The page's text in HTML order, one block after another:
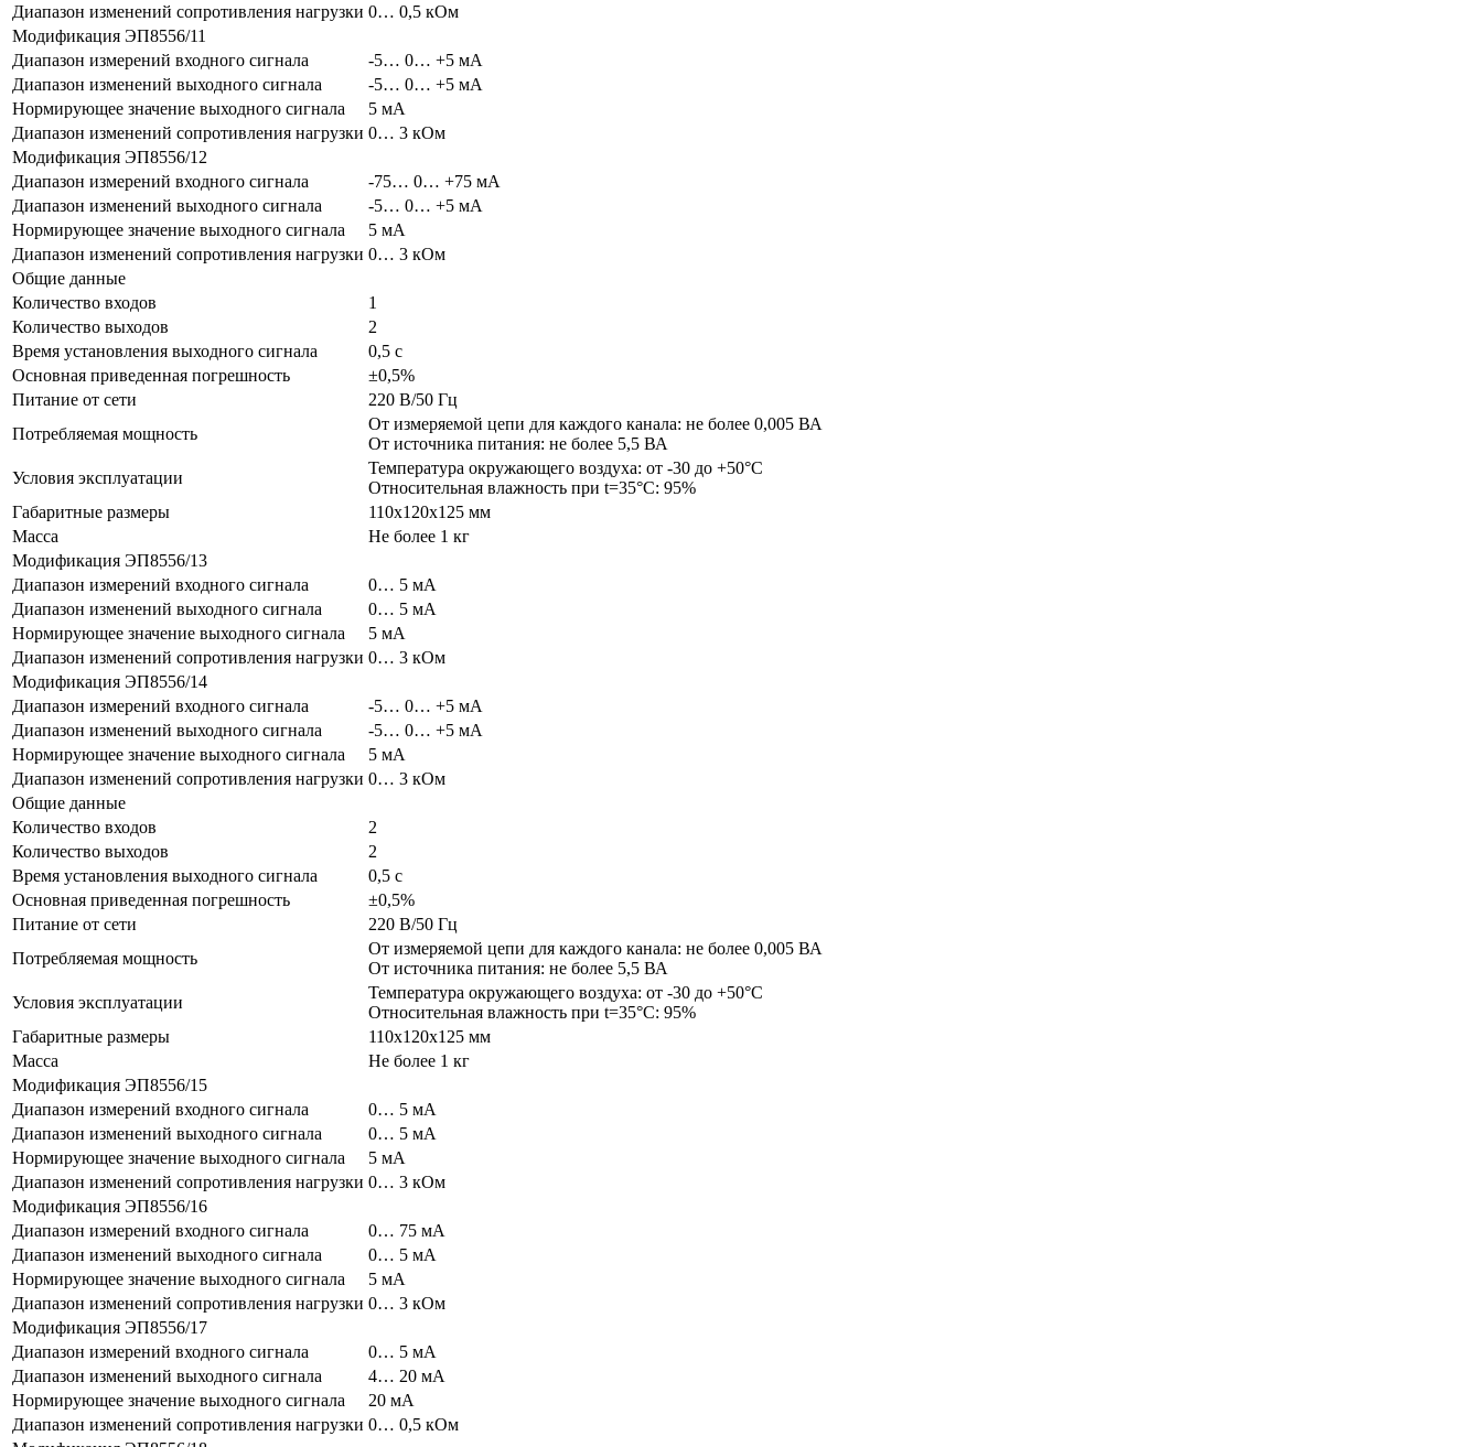
Диапазон изменений сопротивления нагрузки 0… 0,5 кОм
Модификация ЭП8556/11
Диапазон измерений входного сигнала
-5… 0… +5 мА
Диапазон изменений выходного сигнала
-5… 0… +5 мА
Нормирующее значение выходного сигнала
5 мА
Диапазон изменений сопротивления нагрузки 0… 3 кОм
Модификация ЭП8556/12
Диапазон измерений входного сигнала
-75… 0… +75 мА
Диапазон изменений выходного сигнала
-5… 0… +5 мА
Нормирующее значение выходного сигнала
5 мА
Диапазон изменений сопротивления нагрузки 0… 3 кОм
Общие данные
Количество входов
1
Количество выходов
2
Время установления выходного сигнала
0,5 с
Основная приведенная погрешность
±0,5%
Питание от сети
220 В/50 Гц
Потребляемая мощность
От измеряемой цепи для каждого канала: не более 0,005 ВА
От источника питания: не более 5,5 ВА
Условия эксплуатации
Температура окружающего воздуха: от -30 до +50°С
Относительная влажность при t=35°С: 95%
Габаритные размеры
110х120х125 мм
Масса
Не более 1 кг
Модификация ЭП8556/13
Диапазон измерений входного сигнала
0… 5 мА
Диапазон изменений выходного сигнала
0… 5 мА
Нормирующее значение выходного сигнала
5 мА
Диапазон изменений сопротивления нагрузки 0… 3 кОм
Модификация ЭП8556/14
Диапазон измерений входного сигнала
-5… 0… +5 мА
Диапазон изменений выходного сигнала
-5… 0… +5 мА
Нормирующее значение выходного сигнала
5 мА
Диапазон изменений сопротивления нагрузки 0… 3 кОм
Общие данные
Количество входов
2
Количество выходов
2
Время установления выходного сигнала
0,5 с
Основная приведенная погрешность
±0,5%
Питание от сети
220 В/50 Гц
Потребляемая мощность
От измеряемой цепи для каждого канала: не более 0,005 ВА
От источника питания: не более 5,5 ВА
Условия эксплуатации
Температура окружающего воздуха: от -30 до +50°С
Относительная влажность при t=35°С: 95%
Габаритные размеры
110х120х125 мм
Масса
Не более 1 кг
Модификация ЭП8556/15
Диапазон измерений входного сигнала
0… 5 мА
Диапазон изменений выходного сигнала
0… 5 мА
Нормирующее значение выходного сигнала
5 мА
Диапазон изменений сопротивления нагрузки 0… 3 кОм
Модификация ЭП8556/16
Диапазон измерений входного сигнала
0… 75 мА
Диапазон изменений выходного сигнала
0… 5 мА
Нормирующее значение выходного сигнала
5 мА
Диапазон изменений сопротивления нагрузки 0… 3 кОм
Модификация ЭП8556/17
Диапазон измерений входного сигнала
0… 5 мА
Диапазон изменений выходного сигнала
4… 20 мА
Нормирующее значение выходного сигнала
20 мА
Диапазон изменений сопротивления нагрузки 0… 0,5 кОм